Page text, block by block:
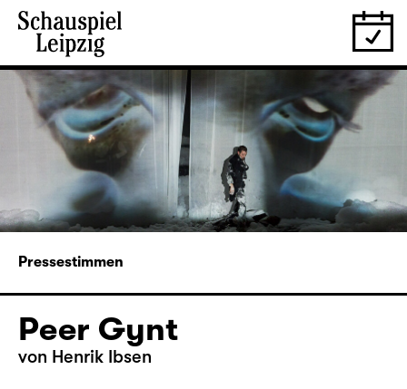
Pressestimmen
Peer Gynt
von Henrik Ibsen